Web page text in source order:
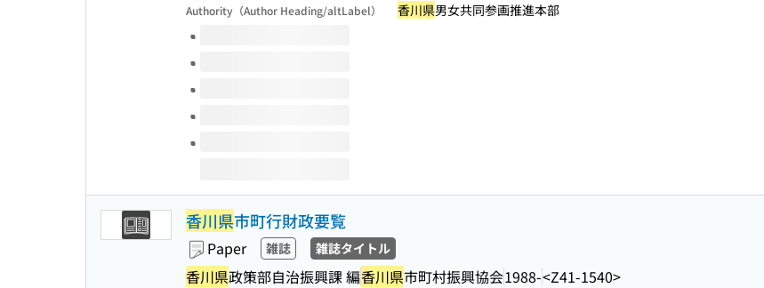
Authority（Author Heading/altLabel） 香川県男女共同参画推進本部
Volumes of this title
香川県市町行財政要覧
Paper 雑誌 雑誌タイトル
香川県政策部自治振興課 編香川県市町村振興協会1988-<Z41-1540>